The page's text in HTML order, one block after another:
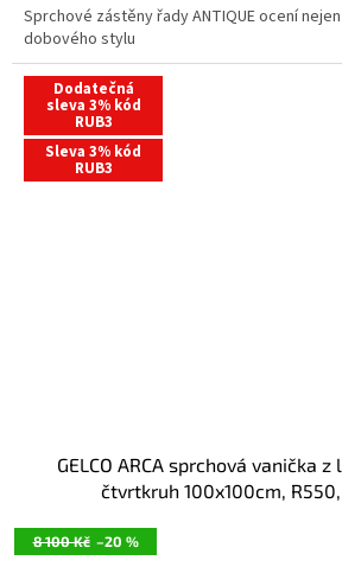
Sprchové zástěny řady ANTIQUE ocení
dobového stylu
Dodatečná
sleva 3% kód
RUB3
Sleva 3% kód
RUB3
8 100 Kč –20 %
GELCO ARCA sprchová vanička
čtvrtkruh 100x100cm, R550,